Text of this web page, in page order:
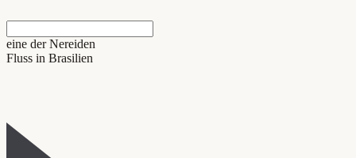
eine der Nereiden
Fluss in Brasilien